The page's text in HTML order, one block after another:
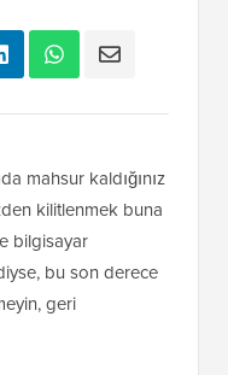
mahsur kaldığınız
kilitlenmek buna
bilgisayar
bu son derece
geri